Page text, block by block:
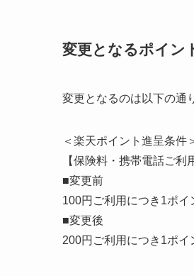
変更となるポイン
変更となるのは以下の通
＜楽天ポイント進呈条件
【保険料・携帯電話ご利
■変更前
100円ご利用につき1ポイ
■変更後
200円ご利用につき1ポイ